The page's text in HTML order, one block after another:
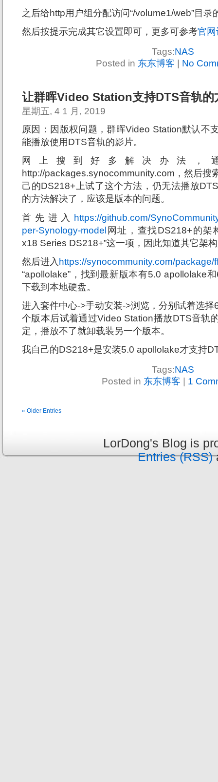
之后给http用户组分配访问“/volume1/web”目录
然后按提示完成其它设置即可，更多可参考官
Tags:NAS
Posted in 东东博客 No
让群晖Video Station支持DTS音轨的
星期五, 4 1 月, 2019
原因：因版权问题，群晖Video Station默认不
能播放使用DTS音轨的影片。
网上搜到好多解决办法，
http://packages.synocommunity.com，然后搜
己的DS218+上试了这个方法，仍无法播放
的方法解决了，应该是版本的问题。
首先进入 https://github.com/
per-Synology-model 网址，查找DS218+的架
x18 Series DS218+”这一项，因此知道其它架
然后进入 https://synocommunity.com/package/
“apollolake”，找到最新版本有5.0 apollolake
下载到本地硬盘。
进入套件中心->手动安装->浏览，分别试着选
个版本后试着通过Video Station播放DTS音轨
定，播放不了就卸载装另一个版本。
我自己的DS218+是安装5.0 apollolake才支持
Tags:NAS
Posted in 东东博客 1
« Older Entries
LorDong's Blog is
Entries (RSS)